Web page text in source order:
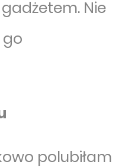
Nie
polubiłam